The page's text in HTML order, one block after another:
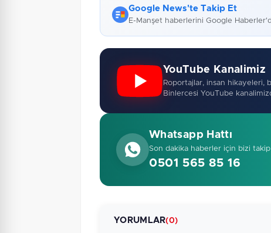
Google News'te Takip Et
E-Manşet haberlerini Google
YouTube Kanalimiz
Roportajlar, insan hikayeleri,
Binlercesi YouTube
Whatsapp Hattı
Son dakika haberler için bizi
0501 565 85 16
YORUMLAR(0)